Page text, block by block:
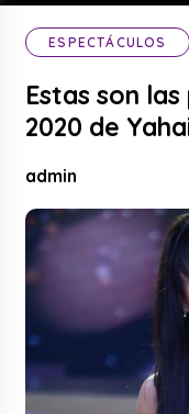
ESPECTÁCULOS
Estas son
2020 de
admin